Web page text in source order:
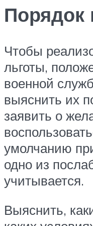
Порядок
Чтобы
льготы,
военной
выяснить их
заявить о
умолчанию
одно из
учитывается.
Выяснить,